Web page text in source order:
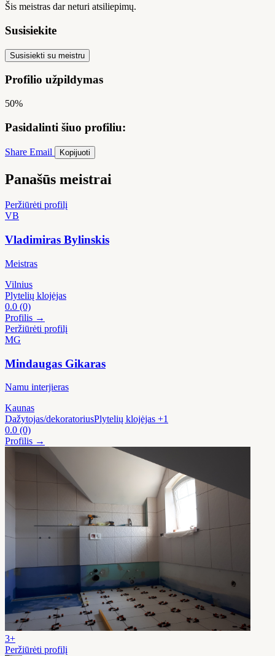
Šis meistras dar neturi atsiliepimų.
Susisiekite
Susisiekti su meistru
Profilio užpildymas
50%
Pasidalinti šiuo profiliu:
Share Email Kopijuoti
Panašūs meistrai
Peržiūrėti profilį
VB
Vladimiras Bylinskis
Meistras
Vilnius
Plytelių klojėjas
0.0 (0)
Profilis →
Peržiūrėti profilį
MG
Mindaugas Gikaras
Namu interjieras
Kaunas
Dažytojas/dekoratoriusPlytelių klojėjas +1
0.0 (0)
Profilis →
3+
Peržiūrėti profilį